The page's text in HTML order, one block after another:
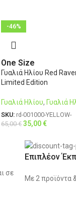
-46%
One Size
Γυαλιά Ηλίου Red
Limited Edition
Γυαλιά Ηλίου, Γυαλιά
SKU: rd-001000-YELLOW-
65,00€ 35,00€
σε
Επιπλέον
Με 2 προϊόντα